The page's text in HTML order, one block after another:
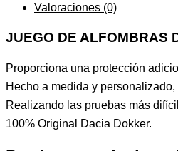
Valoraciones (0)
JUEGO DE ALFOMBRAS
Proporciona una protección
Hecho a medida y
Realizando las pruebas más
100% Original Dacia Dokker.